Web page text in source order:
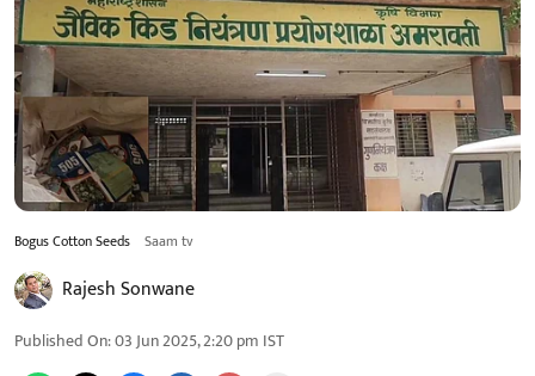
Bogus Cotton Seeds Saam tv
Rajesh Sonwane
Published On:03 Jun 2025, 2:20 pm IST